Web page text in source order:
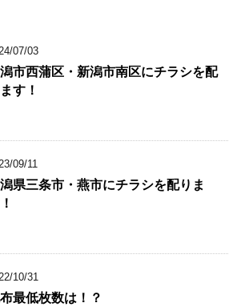
07/03
市西蒲区・新潟市南区にチラシを配
す！
09/11
県三条市・燕市にチラシを配りま
10/31
最低枚数は！？